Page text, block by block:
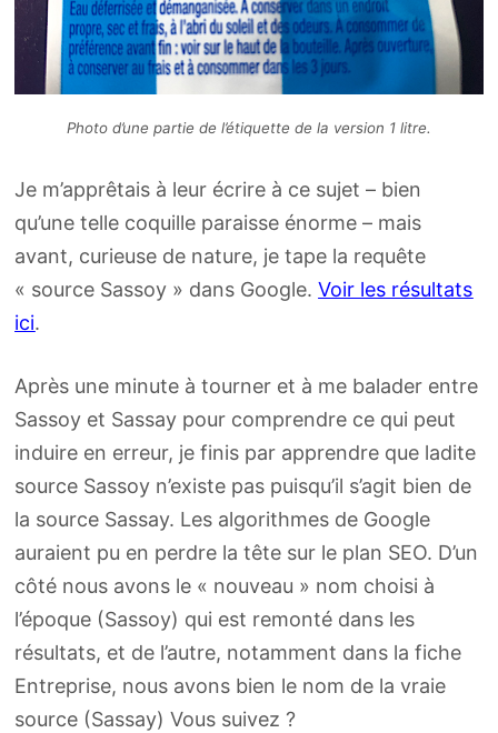
Photo d’une partie de l’étiquette de la version 1 litre.
Je m’apprêtais à leur écrire à ce sujet – bien
qu’une telle coquille paraisse énorme – mais
avant, curieuse de nature, je tape la requête
« source Sassoy » dans Google.Voir les résultats
ici.
Après une minute à tourner et à me balader entre
Sassoy et Sassay pour comprendre ce qui peut
induire en erreur, je finis par apprendre que ladite
source Sassoy n’existe pas puisqu’il s’agit bien de
la source Sassay. Les algorithmes de Google
auraient pu en perdre la tête sur le plan SEO. D’un
côté nous avons le « nouveau » nom choisi à
l’époque (Sassoy) qui est remonté dans les
résultats, et de l’autre, notamment dans la fiche
Entreprise, nous avons bien le nom de la vraie
source (Sassay) Vous suivez ?